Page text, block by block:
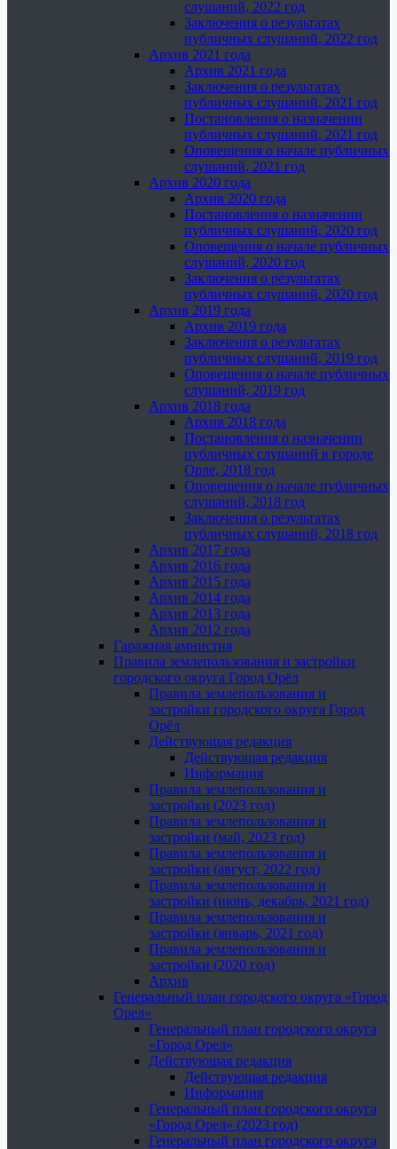
слушаний, 2022 год
Заключения о результатах
публичных слушаний, 2022 год
Архив 2021 года
Архив 2021 года
Заключения о результатах
публичных слушаний, 2021 год
Постановления о назначении
публичных слушаний, 2021 год
Оповещения о начале публичных
слушаний, 2021 год
Архив 2020 года
Архив 2020 года
Постановления о назначении
публичных слушаний, 2020 год
Оповещения о начале публичных
слушаний, 2020 год
Заключения о результатах
публичных слушаний, 2020 год
Архив 2019 года
Архив 2019 года
Заключения о результатах
публичных слушаний, 2019 год
Оповещения о начале публичных
слушаний, 2019 год
Архив 2018 года
Архив 2018 года
Постановления о назначении
публичных слушаний в городе
Орле, 2018 год
Оповещения о начале публичных
слушаний, 2018 год
Заключения о результатах
публичных слушаний, 2018 год
Архив 2017 года
Архив 2016 года
Архив 2015 года
Архив 2014 года
Архив 2013 года
Архив 2012 года
Гаражная амнистия
Правила землепользования и застройки
городского округа Город Орёл
Правила землепользования и
застройки городского округа Город
Орёл
Действующая редакция
Действующая редакция
Информация
Правила землепользования и
застройки (2023 год)
Правила землепользования и
застройки (май, 2023 год)
Правила землепользования и
застройки (август, 2022 год)
Правила землепользования и
застройки (июнь, декабрь, 2021 год)
Правила землепользования и
застройки (январь, 2021 год)
Правила землепользования и
застройки (2020 год)
Архив
Генеральный план городского округа «Город
Орел»
Генеральный план городского округа
«Город Орел»
Действующая редакция
Действующая редакция
Информация
Генеральный план городского округа
«Город Орел» (2023 год)
Генеральный план городского округа